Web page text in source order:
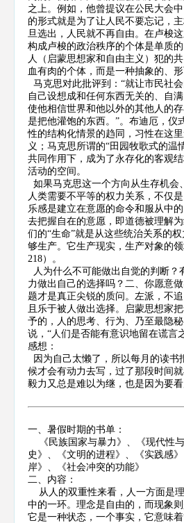
之上。例如，他曾提议在公民大会
的形式就是为了让人民不要忘记，
旦选出，人民就不再自由。在卢梭
构成卢梭的政治秩序的个体是单质
人（启蒙思想家和自由主义）犯的
血有肉的个体，而是一种抽象的、
马克思对此批评到： “就让市民社
自己设想成和任何东西无关的、自
使他相信世界和他以外的其他人的
是把他灌饱的东西。”。布迪厄，仪
性的结构化情景的趋同，习性在这
义；马克思所谓的“田园牧歌式的
共同作用下，成为了永存化的客观
活动的空间。
如果马克思这一个方向从生存机会
人类需要不平等的权力关系，不仅
乐感是建立在意愿的命令和服从中
去把握自在的意愿，即道德被理解
们的“生命”就是从这些统治关系的
够生产。它生产现实，生产对象的
218）。
人为什么不可能做出自觉的判断？
力做出自己的选择吗？二、你愿意
题才是真正尖锐的质问。左派，不
且乐于被人做出选择。启蒙思想家
予的，人的思考、行为、乃至最隐
说， “人们是否能有意识地留在谎言
感想：
因为自己太懒了，所以每月的读书
候才会有动力去写，过了那段时间
毅力又总是难以为继，也是因为要
一、暑假时期的书单：
《 民族国家与暴力 》、《现代性
史》、《文明的进程》、《实践感
岸》、《社会冲突的功能》
二、内容：
从人的双重性来看，人一方面是
中的一环。理念是自由的，而现象
它是一种状态，一个事实，它意味着